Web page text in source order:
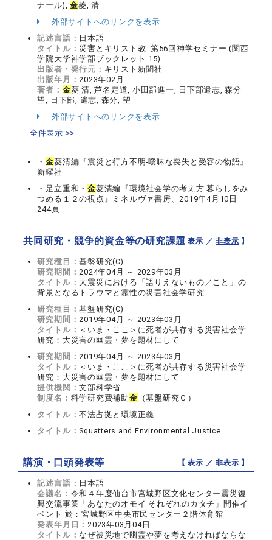
ナール),金菱, 清
外部サイトへのリンクを表示
記述言語： 日本語
タイトル： 災害とキリスト教: 第56回神学セミナー (関西
学院大学神学部ブックレット 15)
出版者・発行元： キリスト新聞社
出版年月：2023年02月
著者： 金菱 清, 芦名定道, 小田部進一, 日下部遣志, 森分
望, 日下部, 遣志, 森分, 望
外部サイトへのリンクを表示
全件表示 >>
・金菱清編『震災と行方不明-曖昧な喪失と受容の物語』
新曜社
・足立重和・金菱清編『環境社会学の考え方-暮らしをみ
つめる１２の視点』ミネルヴァ書房、2019年4月10日
244頁
共同研究・競争的資金等の研究課題【 表示 ／非表示 】
研究種目：基盤研究(C)
研究期間：2024年04月 ～ 2029年03月
タイトル： 大震災における「語りえないもの／こと」の
背景となるトラウマと霊性の災害社会学研究
研究種目：基盤研究(C)
研究期間：2019年04月 ～ 2023年03月
タイトル： ＜いま・ここ＞に死者が共存する災害社会学
研究：大災害の幽霊・夢を題材にして
研究期間：2019年04月 ～ 2023年03月
タイトル： ＜いま・ここ＞に死者が共存する災害社会学
研究：大災害の幽霊・夢を題材にして
提供機関：文部科学省
制度名： 科学研究費補助金 （基盤研究Ｃ）
タイトル：不法占拠と環境正義
タイトル： Squatters and Environmental Justice
講演・口頭発表等 【 表示 ／非表示 】
記述言語： 日本語
会議名： 令和４年度仙台市宮城野区文化センター震災復
興交流事業「あなたのオモイ それぞれのカタチ」開催イ
ベント 於：宮城野区中央市民センター２階体育館
発表年月日：2023年03月04日
タイトル： なぜ被災地で幽霊や夢を考えなければならな